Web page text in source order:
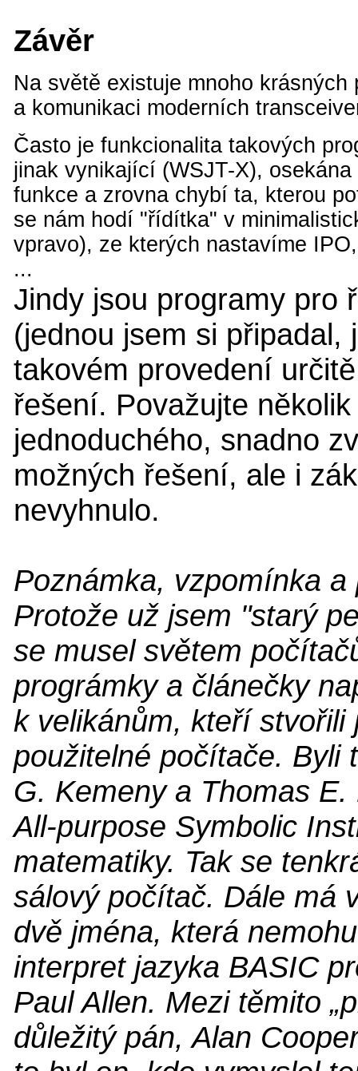
Závěr
Na světě existuje mnoho krásných
a komunikaci moderních
Často je funkcionalita takových
jinak vynikající (WSJT-X),
funkce a zrovna chybí ta, kterou
se nám hodí "řídítka" v
vpravo), ze kterých nastavíme
...
Jindy jsou programy pro
(jednou jsem si
takovém provedení
řešení. Považujte
jednoduchého, snadno
možných řešení, ale i
nevyhnulo.
Poznámka, vzpomínka a
Protože už jsem "starý
se musel světem
prográmky a článečky
k velikánům, kteří
použitelné počítače. Byli
G. Kemeny a Thomas
All-purpose Symbolic
matematiky. Tak se
sálový počítač. Dále má
dvě jména, která
interpret jazyka BASIC
Paul Allen. Mezi těmito
důležitý pán, Alan